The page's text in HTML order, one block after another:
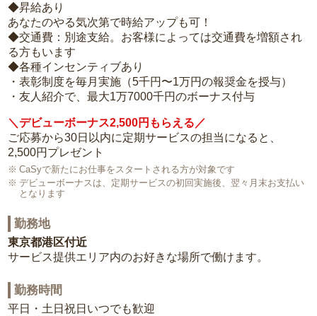
◆昇給あり
あなたのやる気次第で時給アップも可！
◆交通費：別途支給。お客様によっては交通費を増額され
る方もいます
◆各種インセンティブあり
・表彰制度を毎月実施（5千円〜1万円の報奨金を授与）
・友人紹介で、最大1万7000千円のボーナス付与
＼デビューボーナス2,500円もらえる／
ご応募から30日以内に定期サービスの担当になると、
2,500円プレゼント
CaSyで新たにお仕事をスタートされる方が対象です
デビューボーナスは、定期サービスの初回実施後、翌々月末お支払い
となります
勤務地
東京都港区付近
サービス提供エリア内のお好きな場所で働けます。
勤務時間
平日・土日祝日いつでも歓迎